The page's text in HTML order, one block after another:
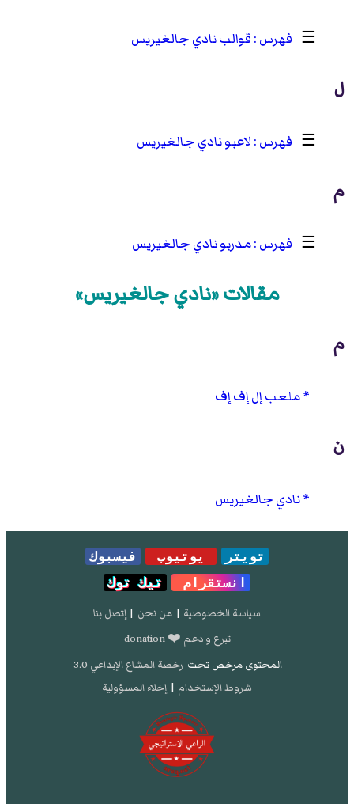
☰ قوالب نادي جالغيريس
ل
☰ لاعبو نادي جالغيريس
م
☰ مدربو نادي جالغيريس
مقالات «نادي جالغيريس»
م
ملعب إل إف إف
ن
نادي جالغيريس
تويتر يوتيوب
فيسبوك
انستقرام
تيك توك
سياسة الخصوصية | من نحن | إتصل بنا
تبرع و دعم ❤️ donation
المحتوى مرخص تحت رخصة المشاع الإبداعي 3.0
شروط الإستخدام | إخلاء المسؤولية